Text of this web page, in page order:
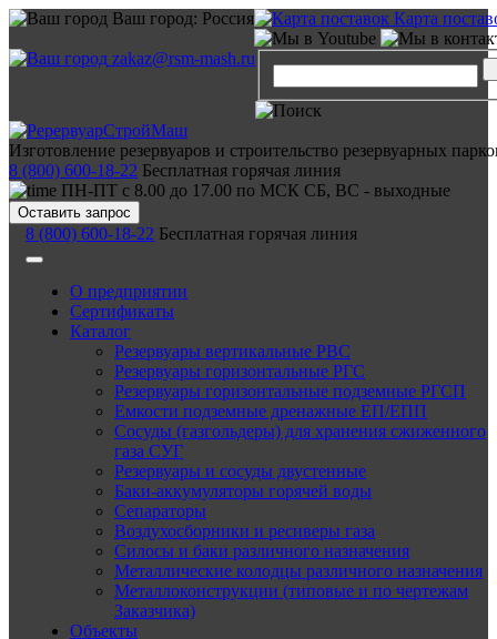
Ваш город: Россия Карта
zakaz@rsm-mash.ru
Изготовление резервуаров и строительство резервуарных
8 (800) 600-18-22 Бесплатная горячая линия
ПН-ПТ с 8.00 до 17.00 по МСК СБ, ВС - выходные
Оставить запрос
8 (800) 600-18-22 Бесплатная горячая линия
О предприятии
Сертификаты
Каталог
Резервуары вертикальные РВС
Резервуары горизонтальные РГС
Резервуары горизонтальные подземные РГСП
Емкости подземные дренажные ЕП/ЕПП
Сосуды (газгольдеры) для хранения сжиженного
газа СУГ
Резервуары и сосуды двустенные
Баки-аккумуляторы горячей воды
Сепараторы
Воздухосборники и ресиверы газа
Силосы и баки различного назначения
Металлические колодцы различного назначения
Металлоконструкции (типовые и по чертежам
Заказчика)
Объекты